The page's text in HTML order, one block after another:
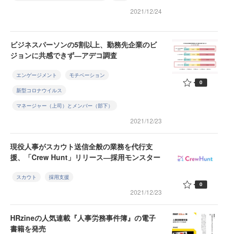
2021/12/24
ビジネスパーソンの5割以上、勤務先企業のビ
ジョンに共感できず―アデコ調査
エンゲージメント モチベーション
新型コロナウイルス
マネージャー（上司）とメンバー（部下）
2021/12/23
0
現役人事がスカウト送信全般の業務を代行支
援、「Crew Hunt」リリース―採用モンスター
スカウト 採用支援
2021/12/23
0
HRzineの人気連載『人事労務事件簿』の電子
書籍を発売